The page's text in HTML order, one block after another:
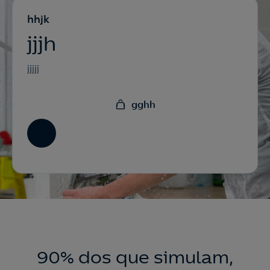
hhjk
jjjh
jjjjj
gghh
90% dos que simulam,